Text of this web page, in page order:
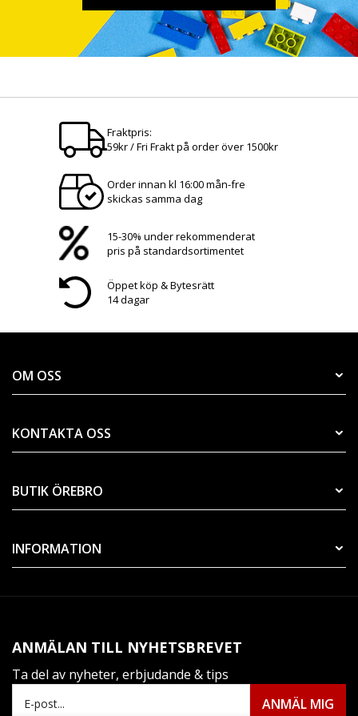
Fraktpris:
59kr / Fri Frakt på order över 1500kr
Order innan kl 16:00 mån-fre
skickas samma dag
15-30% under rekommenderat
pris på standardsortimentet
Öppet köp & Bytesrätt
14 dagar
OM OSS
KONTAKTA OSS
BUTIK ÖREBRO
INFORMATION
ANMÄLAN TILL NYHETSBREVET
Ta del av nyheter, erbjudande & tips